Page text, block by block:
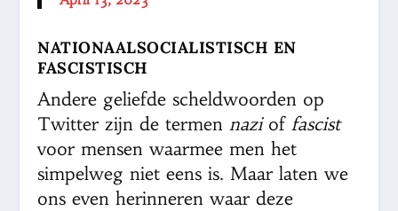
NATIONAALSOCIALISTISCH EN
FASCISTISCH
Andere geliefde scheldwoorden op
Twitter zijn de termennazioffascist
voor mensen waarmee men het
simpelweg niet eens is. Maar laten we
ons even herinneren waar deze